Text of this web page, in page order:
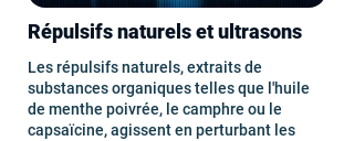
Répulsifs naturels et ultrasons
Les répulsifs naturels, extraits de
substances organiques telles que l'huile
de menthe poivrée, le camphre ou le
capsaïcine, agissent en perturbant les